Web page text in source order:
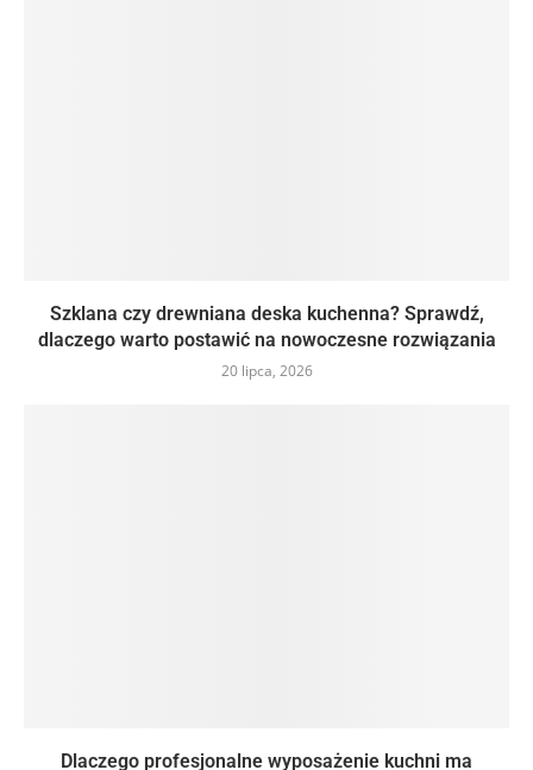
Szklana czy drewniana deska kuchenna? Sprawdź,
dlaczego warto postawić na nowoczesne rozwiązania
20 lipca, 2026
Dlaczego profesjonalne wyposażenie kuchni ma